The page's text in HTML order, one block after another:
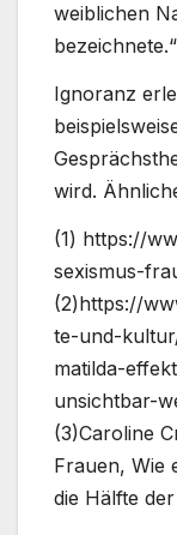
weiblichen
Ignoranz
wird.
(1) https://
sexismus-
(2)https://
te-und-
matilda-
unsichtbar-
(3)Caroline
Frauen, Wie
die Hälfte